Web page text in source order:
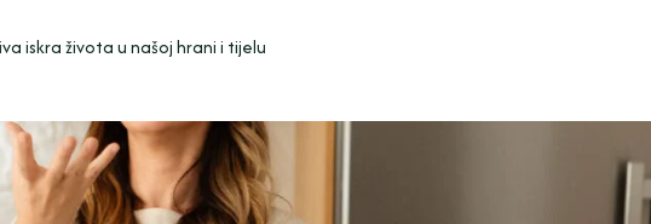
iskra života u našoj hrani i tijelu